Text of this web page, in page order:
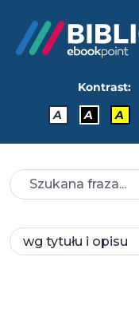
Kontrast:
A
A A